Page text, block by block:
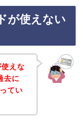
が使えない
えな
去に
てい